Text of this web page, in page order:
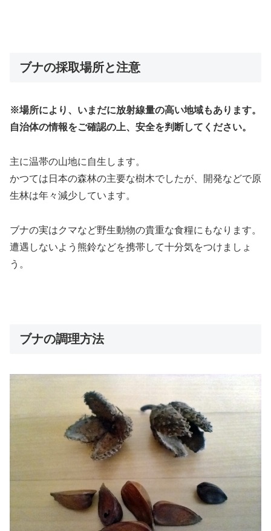
ブナの採取場所と注意
※場所により、いまだに放射線量の高い地域もあります。
自治体の情報をご確認の上、安全を判断してください。
主に温帯の山地に自生します。
かつては日本の森林の主要な樹木でしたが、開発などで原
生林は年々減少しています。
ブナの実はクマなど野生動物の貴重な食糧にもなります。
遭遇しないよう熊鈴などを携帯して十分気をつけましょ
う。
ブナの調理方法